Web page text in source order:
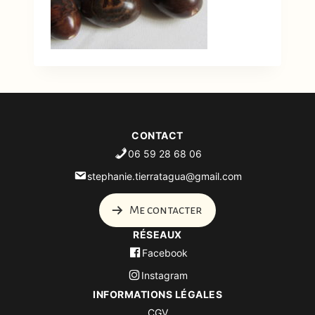
INFORMATIONS LÉGALES
CGV
RÉSEAUX
Facebook
Instagram
CONTACT
06 59 28 68 06
stephanie.tierratagua@gmail.com
Me contacter